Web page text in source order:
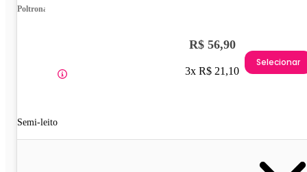
Poltrona
Semi-leito
R$ 56,90
3x R$ 21,10
Selecionar